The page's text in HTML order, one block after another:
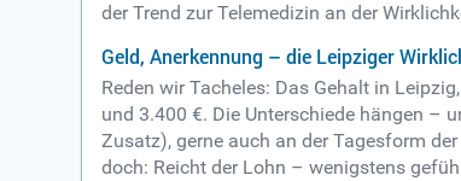
der Trend zur Telemedizin an der
Geld, Anerkennung – die Leipziger
Reden wir Tacheles: Das Gehalt in
und 3.400 €. Die Unterschiede hängen –
Zusatz), gerne auch an der Tagesform
doch: Reicht der Lohn – wenigstens